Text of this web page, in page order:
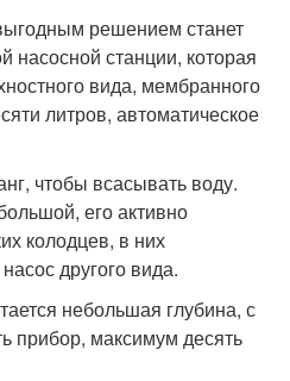
решением станет
насосной станции, которая
вида, мембранного
литров, автоматическое
чтобы всасывать воду.
его активно
колодцев, в них
другого вида.
небольшая глубина, с
прибор, максимум десять